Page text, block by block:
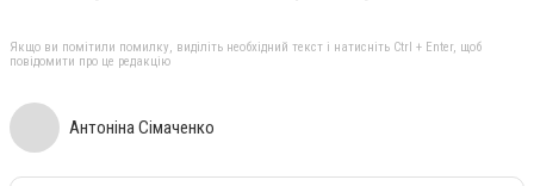
Якщо ви помітили помилку, виділіть необхідний текст і натисніть Ctrl + Enter, щоб
повідомити про це редакцію
Антоніна Сімаченко